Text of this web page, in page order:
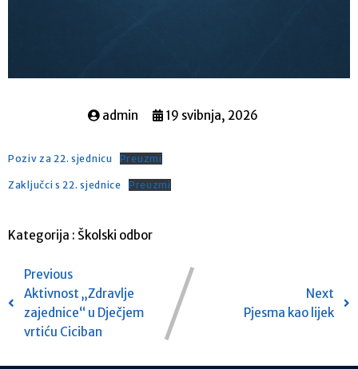
admin 19 svibnja, 2026
Poziv za 22. sjednicu Preuzmi
Zaključci s 22. sjednice Preuzmi
Kategorija : Školski odbor
Previous
Aktivnost „Zdravlje
zajednice“ u Dječjem
vrtiću Ciciban
Next
Pjesma kao lijek